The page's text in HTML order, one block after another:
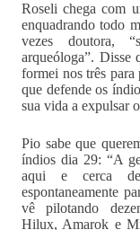
Roseli chega com
enquadrando todo
vezes doutora,
arqueóloga”. Disse
formei nos três para
que defende os
sua vida a expulsar
Pio sabe que
índios dia 29: “A
aqui e cerca
espontaneamente
vê pilotando
Hilux, Amarok e